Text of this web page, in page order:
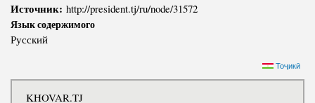
Источник: http://president.tj/ru/node/31572
Язык содержимого
Русский
Тоҷикӣ
KHOVAR.TJ